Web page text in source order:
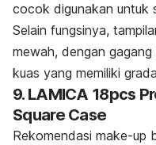
cocok digunakan untuk
Selain fungsinya,
mewah, dengan
kuas yang memiliki
9. LAMICA 18pcs
Square Case
Rekomendasi make-up